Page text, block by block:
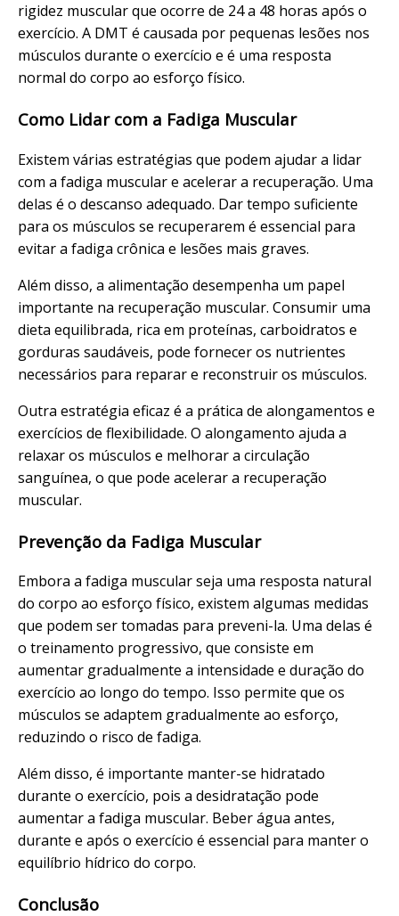
rigidez muscular que ocorre de 24 a 48 horas após o
exercício. A DMT é causada por pequenas lesões nos
músculos durante o exercício e é uma resposta
normal do corpo ao esforço físico.
Como Lidar com a Fadiga Muscular
Existem várias estratégias que podem ajudar a lidar
com a fadiga muscular e acelerar a recuperação. Uma
delas é o descanso adequado. Dar tempo suficiente
para os músculos se recuperarem é essencial para
evitar a fadiga crônica e lesões mais graves.
Além disso, a alimentação desempenha um papel
importante na recuperação muscular. Consumir uma
dieta equilibrada, rica em proteínas, carboidratos e
gorduras saudáveis, pode fornecer os nutrientes
necessários para reparar e reconstruir os músculos.
Outra estratégia eficaz é a prática de alongamentos e
exercícios de flexibilidade. O alongamento ajuda a
relaxar os músculos e melhorar a circulação
sanguínea, o que pode acelerar a recuperação
muscular.
Prevenção da Fadiga Muscular
Embora a fadiga muscular seja uma resposta natural
do corpo ao esforço físico, existem algumas medidas
que podem ser tomadas para preveni-la. Uma delas é
o treinamento progressivo, que consiste em
aumentar gradualmente a intensidade e duração do
exercício ao longo do tempo. Isso permite que os
músculos se adaptem gradualmente ao esforço,
reduzindo o risco de fadiga.
Além disso, é importante manter-se hidratado
durante o exercício, pois a desidratação pode
aumentar a fadiga muscular. Beber água antes,
durante e após o exercício é essencial para manter o
equilíbrio hídrico do corpo.
Conclusão